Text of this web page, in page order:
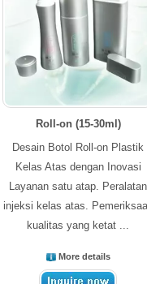
Roll-on (15-30ml)
Desain Botol Roll-on Plastik
Kelas Atas dengan Inovasi
Layanan satu atap. Peralatan
injeksi kelas atas.
kualitas yang ketat ...
More details